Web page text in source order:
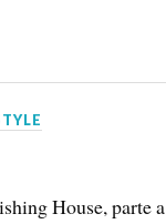
House, parte a